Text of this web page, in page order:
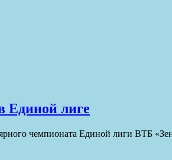
Единой лиге
чемпионата Единой лиги ВТБ